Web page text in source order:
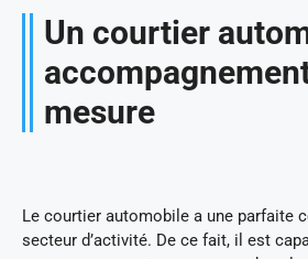
Un courtier
mesure
Le courtier automobile a une parfaite
secteur d’activité. De ce fait, il est